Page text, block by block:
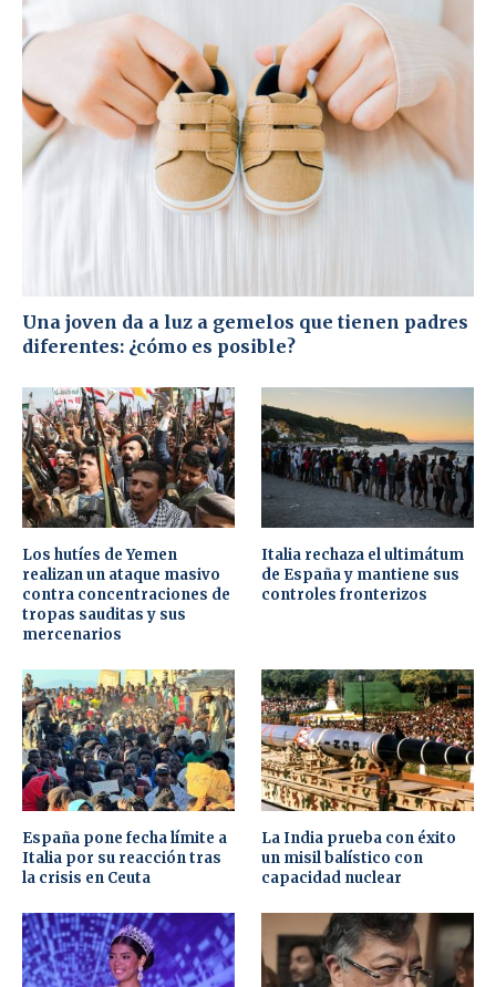
Una joven da a luz a gemelos que tienen padres
diferentes: ¿cómo es posible?
Los hutíes de Yemen
realizan un ataque masivo
contra concentraciones de
tropas sauditas y sus
mercenarios
Italia rechaza el ultimátum
de España y mantiene sus
controles fronterizos
España pone fecha límite a
Italia por su reacción tras
la crisis en Ceuta
La India prueba con éxito
un misil balístico con
capacidad nuclear